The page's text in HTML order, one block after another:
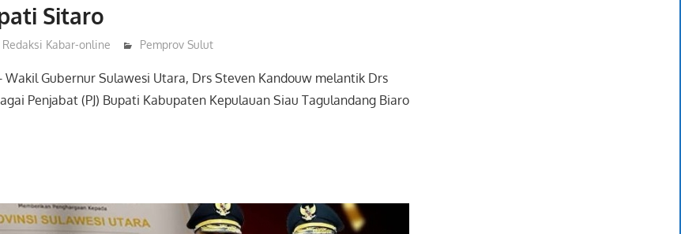
Sitaro
Redaksi Kabar-online Pemprov Sulut
Wakil Gubernur Sulawesi Utara, Drs Steven Kandouw melantik Drs
Penjabat (PJ) Bupati Kabupaten Kepulauan Siau Tagulandang Biaro